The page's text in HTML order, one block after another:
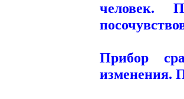
человек.
Прибор
изменения.